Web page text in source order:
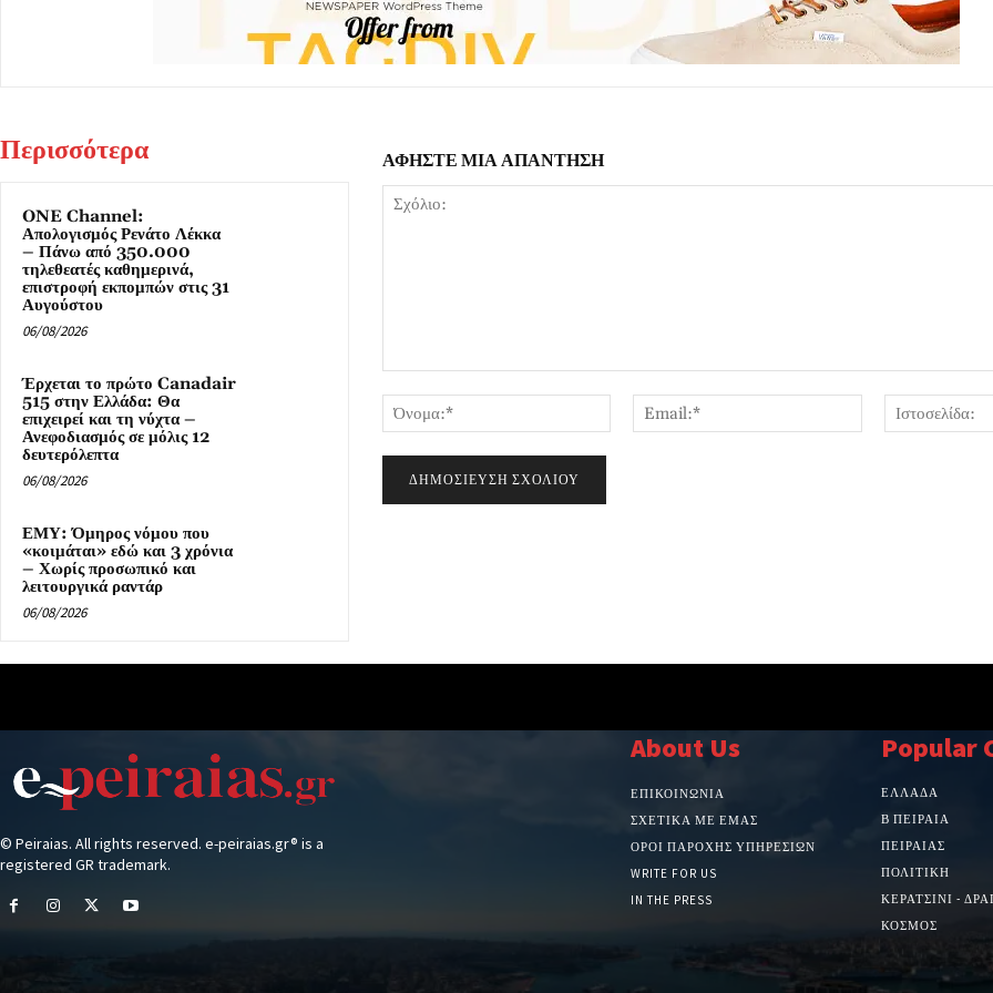
Περισσότερα
ONE Channel:
Απολογισμός Ρενάτο Λέκκα
– Πάνω από 350.000
τηλεθεατές καθημερινά,
επιστροφή εκπομπών στις 31
Αυγούστου
06/08/2026
Έρχεται το πρώτο Canadair
515 στην Ελλάδα: Θα
επιχειρεί και τη νύχτα –
Ανεφοδιασμός σε μόλις 12
δευτερόλεπτα
06/08/2026
ΕΜΥ: Όμηρος νόμου που
«κοιμάται» εδώ και 3 χρόνια
– Χωρίς προσωπικό και
λειτουργικά ραντάρ
06/08/2026
ΑΦΗΣΤΕ ΜΙΑ ΑΠΑΝΤΗΣΗ
Όνομα:*
Email:*
© Peiraias. All rights reserved. e-peiraias.gr® is a
registered GR trademark.
About Us
ΕΠΙΚΟΙΝΩΝΙΑ
ΣΧΕΤΙΚΆ ΜΕ ΕΜΆΣ
ΌΡΟΙ ΠΑΡΟΧΉΣ ΥΠΗΡΕΣΙΏΝ
WRITE FOR US
IN THE PRESS
Popular
ΕΛΛΑΔΑ
Β ΠΕΙΡΑΙΑ
ΠΕΙΡΑΙΑΣ
ΠΟΛΙΤΙΚΗ
ΚΕΡΑΤΣΙΝΙ -
ΚΟΣΜΟΣ